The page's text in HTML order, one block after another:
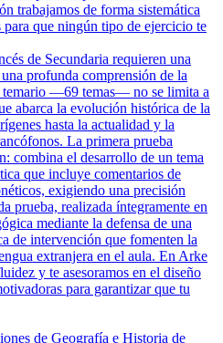
trabajamos de forma sistemática
que ningún tipo de ejercicio te
de Secundaria requieren una
profunda comprensión de la
—69 temas— no se limita a
abarca la evolución histórica de la
hasta la actualidad y la
La primera prueba
combina el desarrollo de un tema
que incluye comentarios de
exigiendo una precisión
prueba, realizada íntegramente en
mediante la defensa de una
de intervención que fomenten la
extranjera en el aula. En Arke
y te asesoramos en el diseño
para garantizar que tu
de Geografía e Historia de